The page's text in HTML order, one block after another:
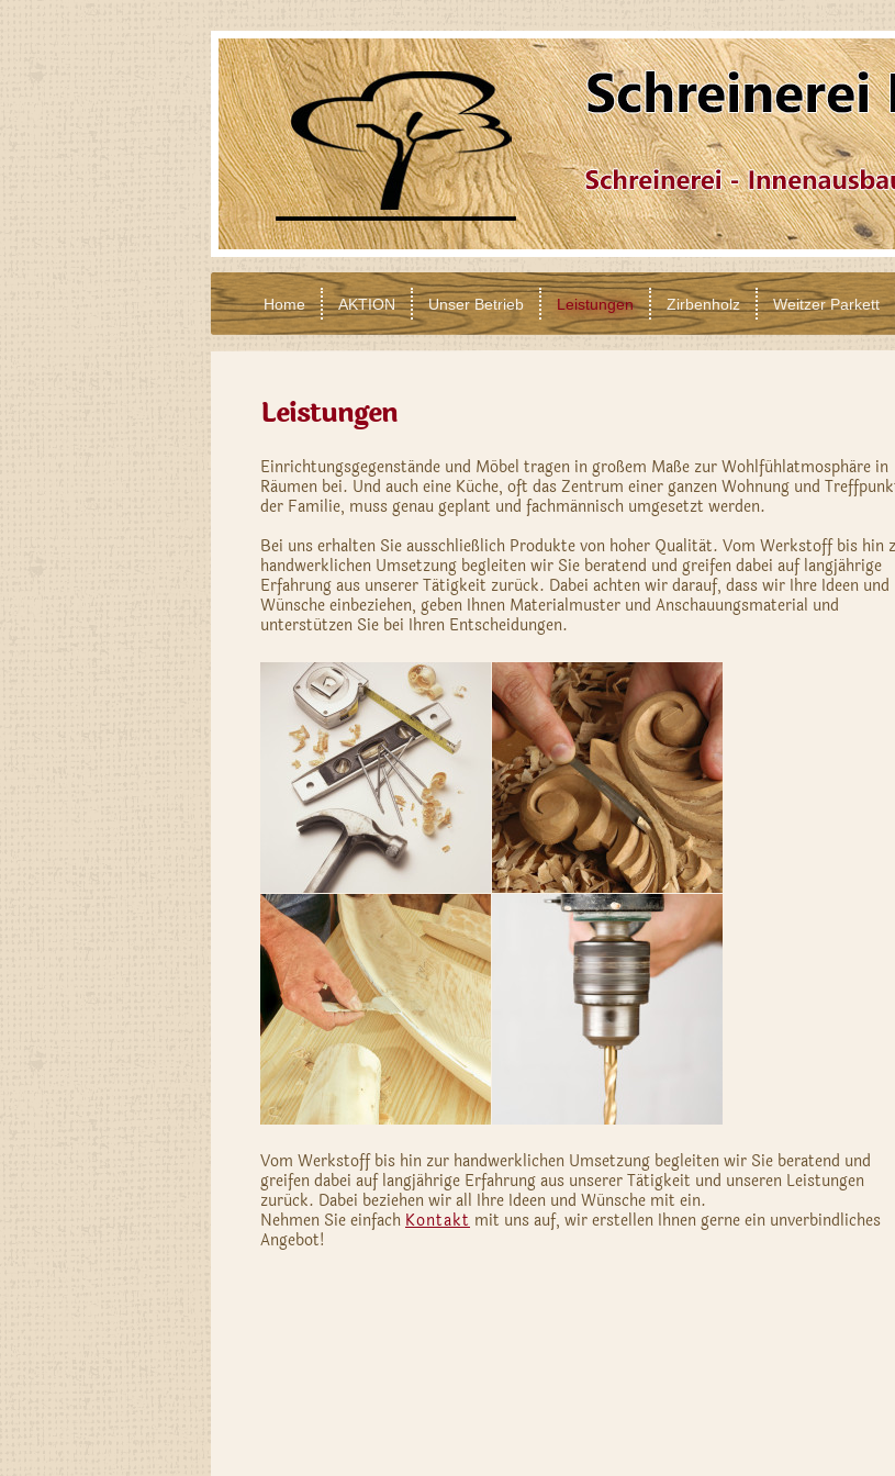
Home AKTION Unser Betrieb Leistungen Zirbenholz Weitzer Parkett
Leistungen
Einrichtungsgegenstände und Möbel tragen in großem Maße zur Wohlfühlatmosphäre in
Räumen bei. Und auch eine Küche, oft das Zentrum einer ganzen Wohnung und
der Familie, muss genau geplant und fachmännisch umgesetzt werden.
Bei uns erhalten Sie ausschließlich Produkte von hoher Qualität. Vom Werkstoff bis hin
handwerklichen Umsetzung begleiten wir Sie beratend und greifen dabei auf langjährige
Erfahrung aus unserer Tätigkeit zurück. Dabei achten wir darauf, dass wir Ihre Ideen und
Wünsche einbeziehen, geben Ihnen Materialmuster und Anschauungsmaterial und
unterstützen Sie bei Ihren Entscheidungen.
Vom Werkstoff bis hin zur handwerklichen Umsetzung begleiten wir Sie beratend und
greifen dabei auf langjährige Erfahrung aus unserer Tätigkeit und unseren Leistungen
zurück. Dabei beziehen wir all Ihre Ideen und Wünsche mit ein.
Nehmen Sie einfachKontakt mit uns auf, wir erstellen Ihnen gerne ein unverbindliches
Angebot!